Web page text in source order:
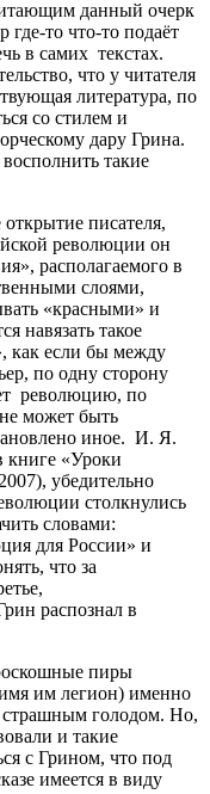
данный очерк
где-то что-то подаёт
в самих текстах.
что у читателя
литература, по
со стилем и
дару Грина.
такие
писателя,
революции он
располагаемого в
слоями,
«красными» и
навязать такое
как если бы между
по одну сторону
революцию, по
может быть
иное. И. Я.
книге «Уроки
убедительно
столкнулись
словами:
для России» и
что за
распознал в
пиры
им легион) именно
страшным голодом. Но,
и такие
с Грином, что под
имеется в виду